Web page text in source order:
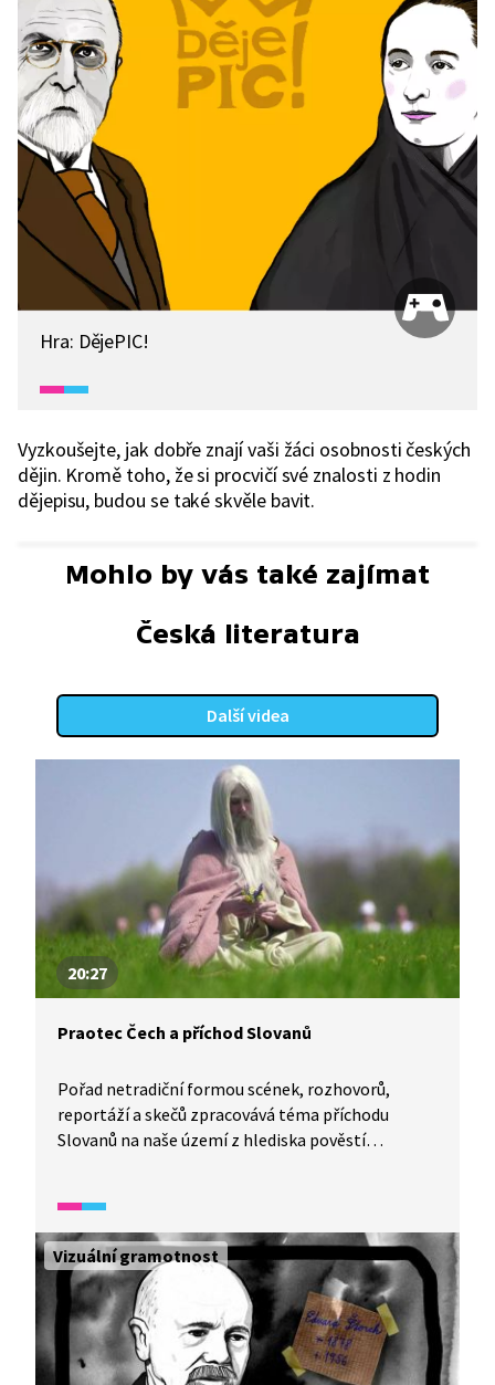
Hra: DějePIC!
Vyzkoušejte, jak dobře znají vaši žáci osobnosti českých
dějin. Kromě toho, že si procvičí své znalosti z hodin
dějepisu, budou se také skvěle bavit.
Mohlo by vás také zajímat
Česká literatura
Další videa
20:27
Praotec Čech a příchod Slovanů
Pořad netradiční formou scének, rozhovorů,
reportáží a skečů zpracovává téma příchodu
Slovanů na naše území z hlediska pověstí
Vizuální gramotnost